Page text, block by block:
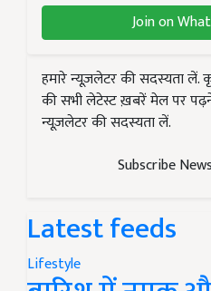
Join on
हमारे न्यूज़लेटर की सदस्यता
की सभी लेटेस्ट ख़बरें मेल पर
न्यूज़लेटर की सदस्यता लें.
Subscribe
Latest feeds
Lifestyle